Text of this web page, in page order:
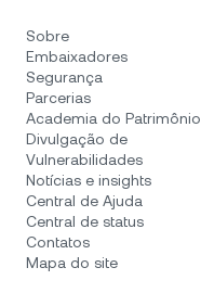
Sobre
Embaixadores
Segurança
Parcerias
Academia do Patrimônio
Divulgação de
Vulnerabilidades
Notícias e insights
Central de Ajuda
Central de status
Contatos
Mapa do site